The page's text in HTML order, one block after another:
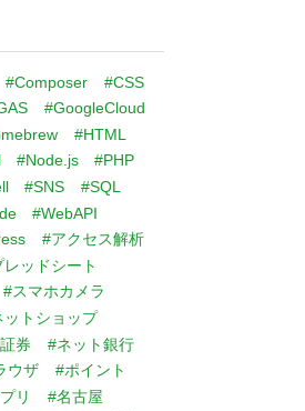
#Composer
#CSS
#GoogleCloud
#HTML
#Node.js
#PHP
#SNS
#SQL
#WebAPI
#アクセス解析
レッドシート
#スマホカメラ
ットショップ
券
#ネット銀行
ウザ
#ポイント
リ
#名古屋